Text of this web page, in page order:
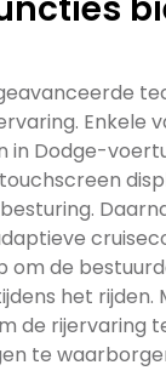
Enkele
in Dodge-
de
het
de rijervaring
te